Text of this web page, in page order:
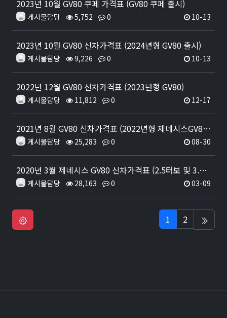
2023년 10월 GV80 쿠페 가격표 (GV80 쿠페 출시)
게시물담당 5,752 0 10-13
2023년 10월 GV80 신차가격표 (2024년형 GV80 출시)
게시물담당 9,226 0 10-13
2022년 12월 GV80 신차가격표 (2023년형 GV80)
게시물담당 11,812 0 12-17
2021년 8월 GV80 신차가격표 (2022년형 제네시스GV80 6인승 모델 출시)
게시물담당 25,283 0 08-30
2020년 3월 제네시스 GV80 신차가격표 (2.5터보 및 3.5터보 휘발류 모델 출시)
게시물담당 28,163 0 03-09
1 2